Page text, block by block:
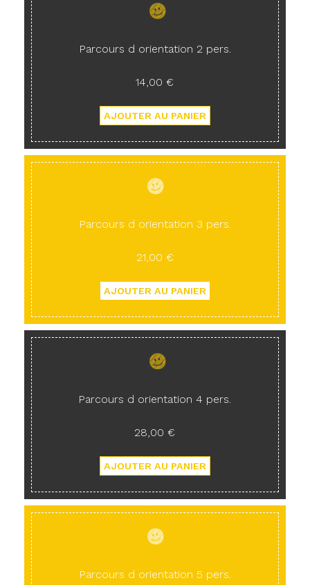
Parcours d orientation 2 pers.
14,00 €
Parcours d orientation 3 pers.
21,00 €
Parcours d orientation 4 pers.
28,00 €
Parcours d orientation 5 pers.